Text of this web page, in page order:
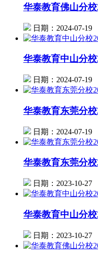
华泰教育佛山分
日期：2024-07-19
华泰教育中山分
日期：2024-07-19
华泰教育东莞分
日期：2024-07-19
华泰教育东莞分
日期：2023-10-27
华泰教育中山分
日期：2023-10-27